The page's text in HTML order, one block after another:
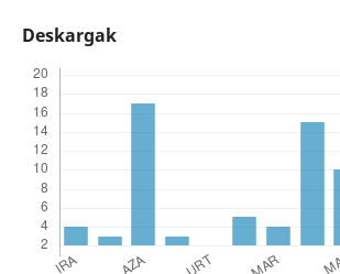
Deskargak